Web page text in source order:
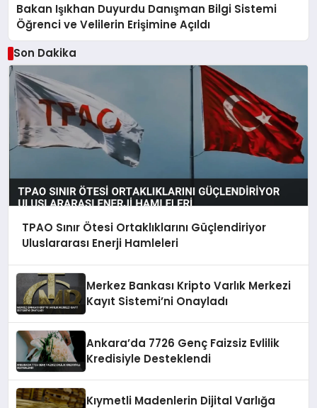
Bakan Işıkhan Duyurdu Danışman Bilgi Sistemi
Öğrenci ve Velilerin Erişimine Açıldı
Son Dakika
TPAO Sınır Ötesi Ortaklıklarını Güçlendiriyor
Uluslararası Enerji Hamleleri
Merkez Bankası Kripto Varlık Merkezi
Kayıt Sistemi’ni Onayladı
Ankara’da 7726 Genç Faizsiz Evlilik
Kredisiyle Desteklendi
Kıymetli Madenlerin Dijital Varlığa